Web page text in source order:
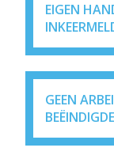
EIGEN
GEEN